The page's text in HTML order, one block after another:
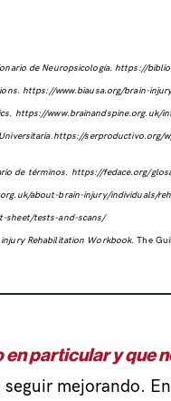
de Neuropsicología.https://
https://www.biausa.org/brain-
https://www.brainandspine.org.uk/
https://serproductivo.org/
de términos. https://fedace.org/
about-brain-injury/individuals/
sheet/tests-and-scans/
injury Rehabilitation Workbook.The
particular y que
mejorando.